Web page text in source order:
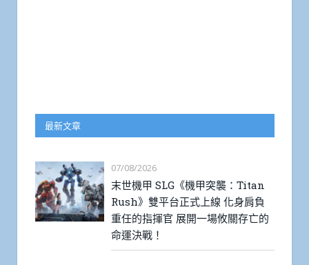
最新文章
07/08/2026
末世機甲 SLG《機甲突襲：Titan
Rush》雙平台正式上線 化身肩負
重任的指揮官 展開一場攸關存亡的
命運決戰！